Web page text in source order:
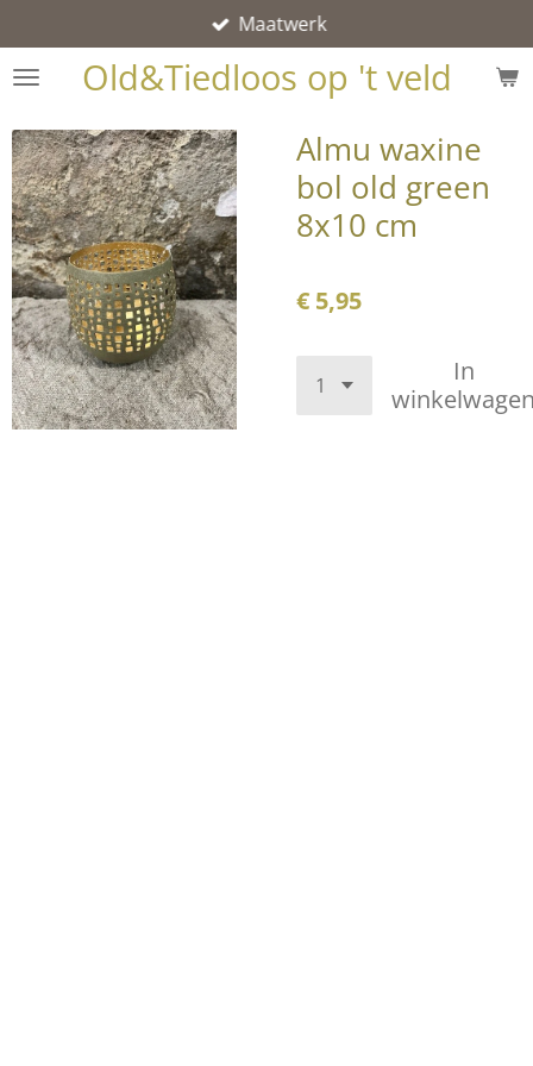
direct
naar
hoofdinhoud
Old&Tiedloos op 't veld
Maatwerk
Almu waxine
bol old green
8x10 cm
€ 5,95
In